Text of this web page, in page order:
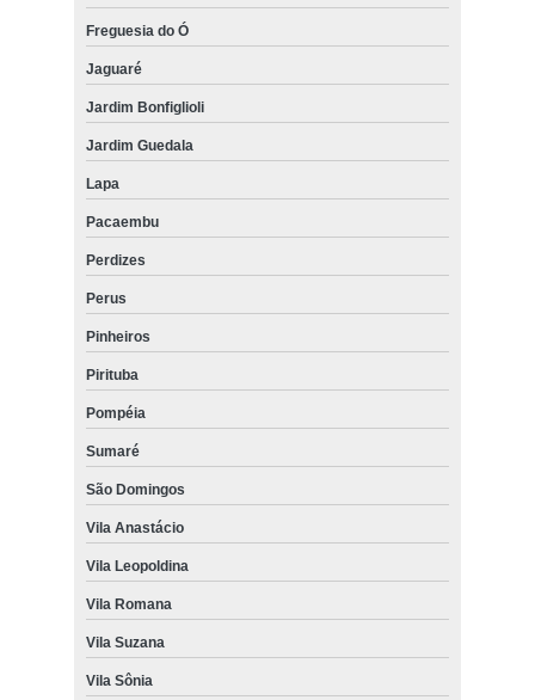
Freguesia do Ó
Jaguaré
Jardim Bonfiglioli
Jardim Guedala
Lapa
Pacaembu
Perdizes
Perus
Pinheiros
Pirituba
Pompéia
Sumaré
São Domingos
Vila Anastácio
Vila Leopoldina
Vila Romana
Vila Suzana
Vila Sônia